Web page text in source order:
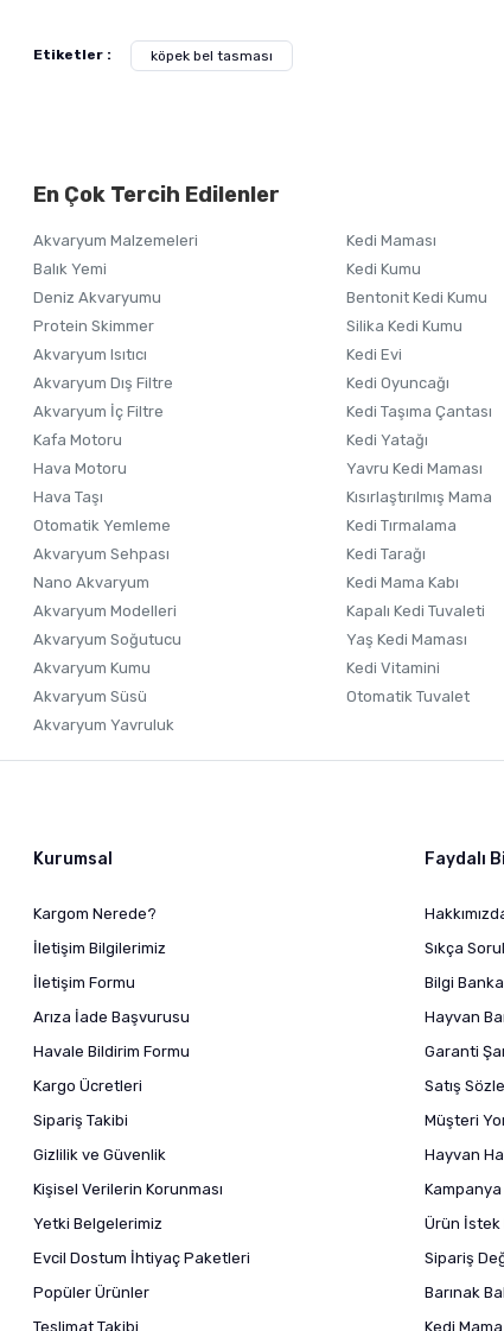
Ürün fiyatı diğer sitelerden daha pahalı.
Bu ürüne benzer farklı alternatifler olmalı.
Etiketler : köpek bel tasması
En Çok Tercih Edilenler
Akvaryum Malzemeleri
Balık Yemi
Deniz Akvaryumu
Protein Skimmer
Akvaryum Isıtıcı
Akvaryum Dış Filtre
Akvaryum İç Filtre
Kafa Motoru
Hava Motoru
Hava Taşı
Otomatik Yemleme
Akvaryum Sehpası
Nano Akvaryum
Akvaryum Modelleri
Akvaryum Soğutucu
Akvaryum Kumu
Akvaryum Süsü
Akvaryum Yavruluk
Kedi Maması
Kedi Kumu
Bentonit Kedi Kumu
Silika Kedi Kumu
Kedi Evi
Kedi Oyuncağı
Kedi Taşıma Çantası
Kedi Yatağı
Yavru Kedi Maması
Kısırlaştırılmış Mama
Kedi Tırmalama
Kedi Tarağı
Kedi Mama Kabı
Kapalı Kedi Tuvaleti
Yaş Kedi Maması
Kedi Vitamini
Otomatik Tuvalet
Kurumsal
Kargom Nerede?
İletişim Bilgilerimiz
İletişim Formu
Arıza İade Başvurusu
Havale Bildirim Formu
Kargo Ücretleri
Sipariş Takibi
Gizlilik ve Güvenlik
Kişisel Verilerin Korunması
Yetki Belgelerimiz
Evcil Dostum İhtiyaç Paketleri
Popüler Ürünler
Teslimat Takibi
Faydalı
Sıkça
Bilgi
Hayvan
Garanti
Satış
Müşteri
Hayvan
Ürün İstek
Sipariş
Barınak
Kedi Mama